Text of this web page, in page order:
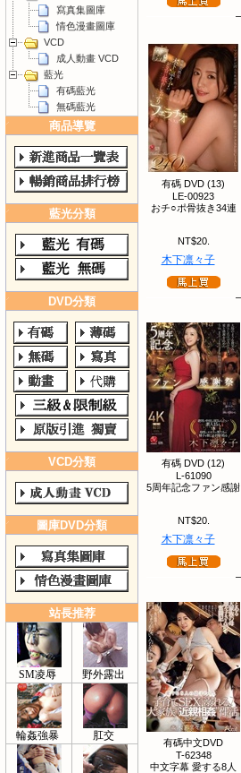
寫真集圖庫
情色漫畫圖庫
VCD
成人動畫 VCD
藍光
有碼藍光
無碼藍光
商品導覽
藍光分類
DVD分類
VCD分類
圖庫DVD分類
站長推荐
SM凌辱 野外露出
輪姦強暴 肛交
有碼 DVD (13)
LE-00923
おチ○ポ骨抜き34連
NT$20.
木下凛々子
有碼 DVD (12)
L-61090
5周年記念ファン感謝
NT$20.
木下凛々子
有碼中文DVD
T-62348
中文字幕 愛する8人